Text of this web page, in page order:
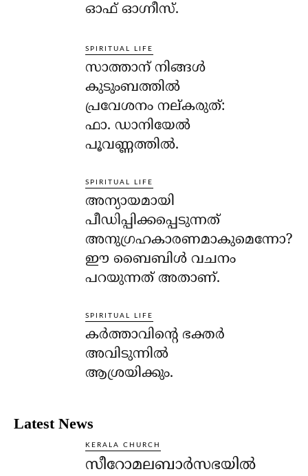
ഓഫ് ഓഗ്നീസ്.
SPIRITUAL LIFE
സാത്താന് നിങ്ങള്‍
കുടുംബത്തില്‍
പ്രവേശനം നല്കരുത്:
ഫാ. ഡാനിയേല്‍
പൂവണ്ണത്തില്‍.
SPIRITUAL LIFE
അന്യായമായി
പീഡിപ്പിക്കപ്പെടുന്നത്
അനുഗ്രഹകാരണമാകുമെന്നോ?
ഈ ബൈബിള്‍ വചനം
പറയുന്നത് അതാണ്.
SPIRITUAL LIFE
കര്‍ത്താവിന്റെ ഭക്തര്‍
അവിടുന്നില്‍
ആശ്രയിക്കും.
Latest News
KERALA CHURCH
സീറോമലബാർസഭയിൽ